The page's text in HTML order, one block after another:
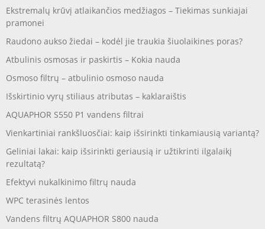
Ekstremalų krūvį atlaikančios medžiagos – Tiekimas sunkiajai
pramonei
Raudono aukso žiedai – kodėl jie traukia šiuolaikines poras?
Atbulinis osmosas ir paskirtis – Kokia nauda
Osmoso filtrų – atbulinio osmoso nauda
Išskirtinio vyrų stiliaus atributas – kaklaraištis
AQUAPHOR S550 P1 vandens filtrai
Vienkartiniai rankšluosčiai: kaip išsirinkti tinkamiausią variantą?
Geliniai lakai: kaip išsirinkti geriausią ir užtikrinti ilgalaikį
rezultatą?
Efektyvi nukalkinimo filtrų nauda
WPC terasinės lentos
Vandens filtrų AQUAPHOR S800 nauda